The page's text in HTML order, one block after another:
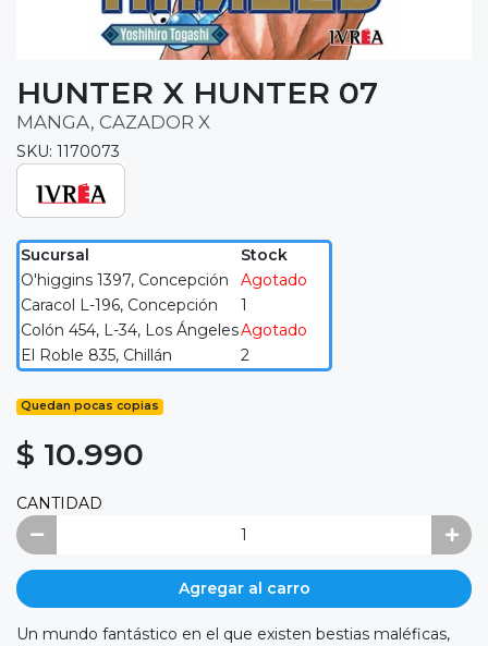
HUNTER X HUNTER 07
MANGA, CAZADOR X
SKU: 1170073
Sucursal
Stock
O'higgins 1397, Concepción
Agotado
Caracol L-196, Concepción
1
Colón 454, L-34, Los ÁngelesAgotado
El Roble 835, Chillán
2
Quedan pocas copias
$ 10.990
CANTIDAD
Agregar al carro
Un mundo fantástico en el que existen bestias maléficas,